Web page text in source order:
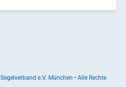
e.V. München • Alle Rechte